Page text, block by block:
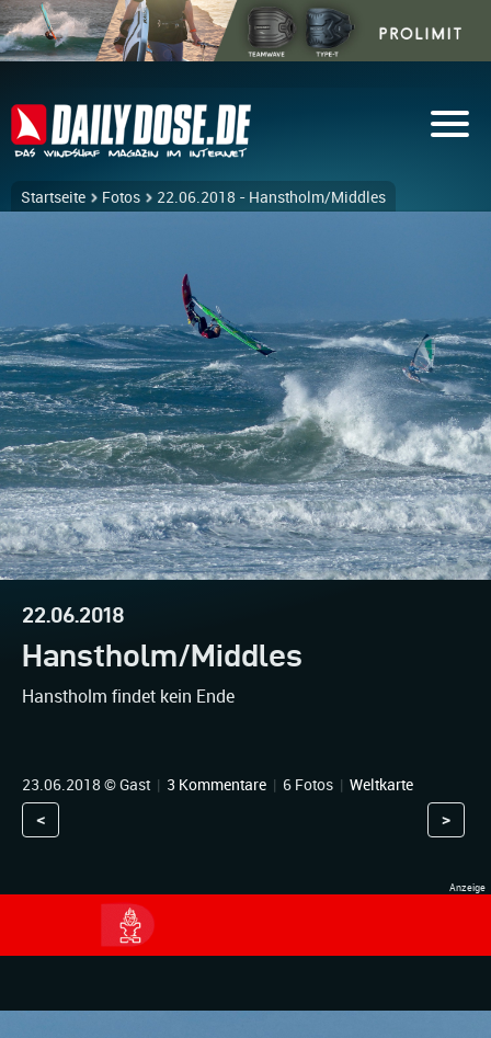
Startseite Fotos 22.06.2018 - Hanstholm/Middles
22.06.2018
Hanstholm/Middles
Hanstholm findet kein Ende
23.06.2018 © Gast | 3 Kommentare | 6 Fotos | Weltkarte
< >